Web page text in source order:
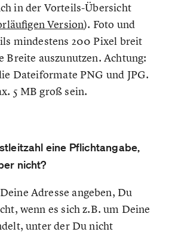
in der Vorteils-Übersicht
Version). Foto und
mindestens 200 Pixel breit
Breite auszunutzen. Achtung:
Dateiformate PNG und JPG.
5 MB groß sein.
eine Pflichtangabe,
nicht?
Adresse angeben, Du
wenn es sich z.B. um Deine
unter der Du nicht